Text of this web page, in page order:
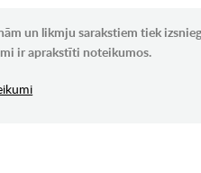
un likmju sarakstiem tiek
ir aprakstīti noteikumos.